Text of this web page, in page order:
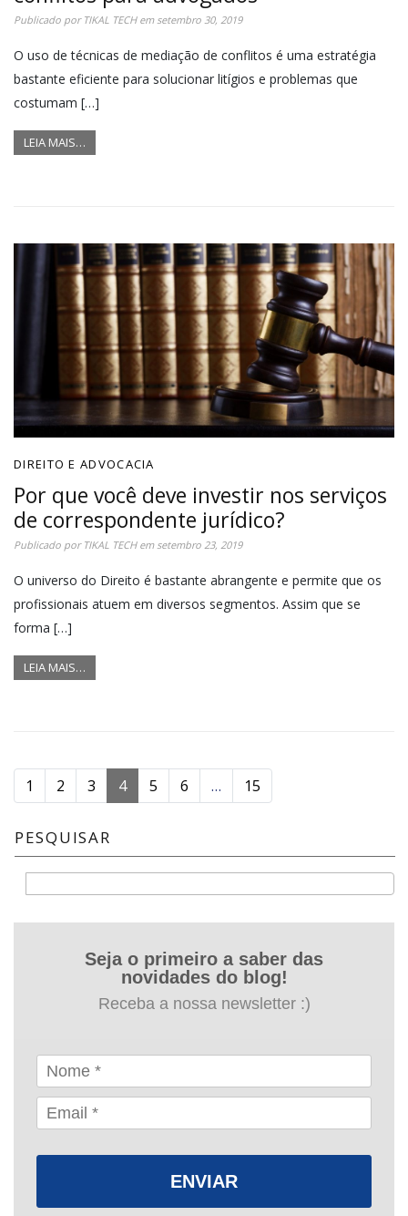
Publicado por TIKAL TECHemsetembro 30, 2019
O uso de técnicas de mediação de conflitos é uma estratégia
bastante eficiente para solucionar litígios e problemas que
costumam […]
LEIA MAIS…
DIREITO E ADVOCACIA
Por que você deve investir nos serviços
de correspondente jurídico?
Publicado por TIKAL TECHemsetembro 23, 2019
O universo do Direito é bastante abrangente e permite que os
profissionais atuem em diversos segmentos. Assim que se
forma […]
LEIA MAIS…
1 2 3 4 5 6 … 15
PESQUISAR
Seja o primeiro a saber das
novidades do blog!
Receba a nossa newsletter :)
ENVIAR